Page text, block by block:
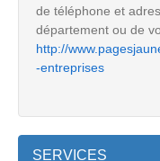
de téléphone et
département ou de
http://
-entreprises
SERVICES